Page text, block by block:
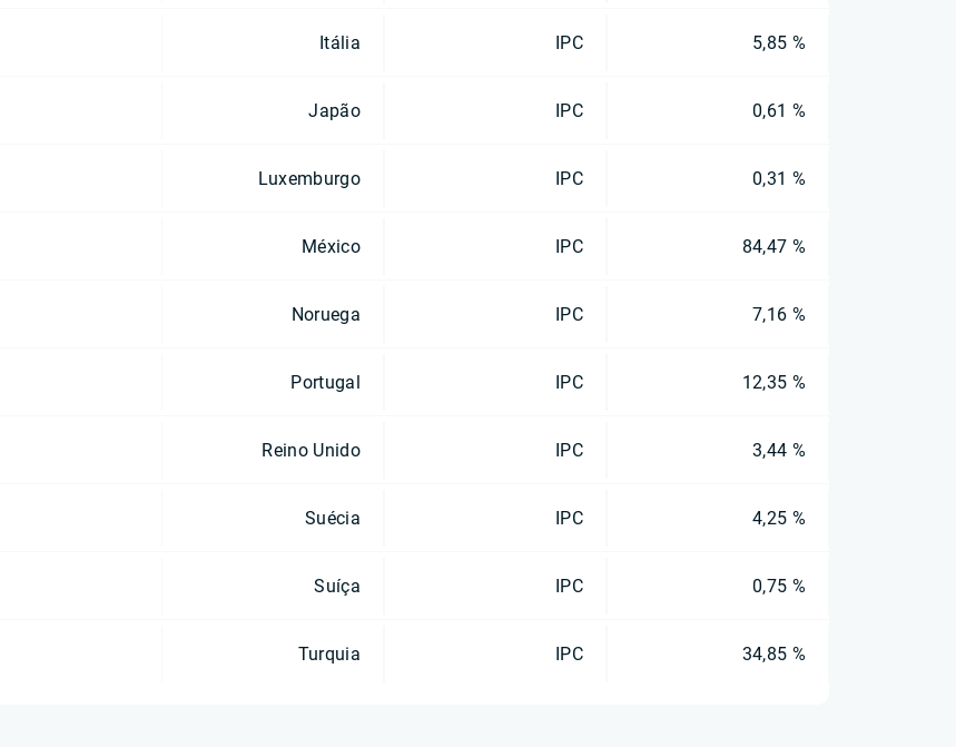
Itália IPC 5,85 %
Japão IPC 0,61 %
Luxemburgo IPC 0,31 %
México IPC 84,47 %
Noruega IPC 7,16 %
Portugal IPC 12,35 %
Reino Unido IPC 3,44 %
Suécia IPC 4,25 %
Suíça IPC 0,75 %
Turquia IPC 34,85 %